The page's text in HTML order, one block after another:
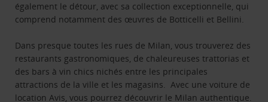
également le détour, avec sa collection exceptionnelle, qui
comprend notamment des œuvres de Botticelli et Bellini.
Dans presque toutes les rues de Milan, vous trouverez des
restaurants gastronomiques, de chaleureuses trattorias et
des bars à vin chics nichés entre les principales
attractions de la ville et les magasins. Avec une voiture de
location Avis, vous pourrez découvrir le Milan authentique.